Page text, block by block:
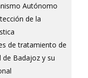
Autónomo
de la
de tratamiento de
de Badajoz y su